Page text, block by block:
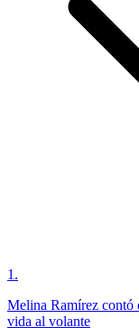
1 .
Melina Ramírez contó
vida al volante